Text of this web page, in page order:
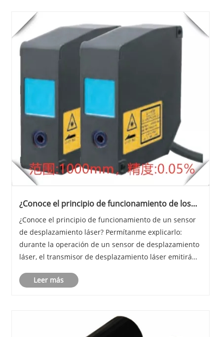
¿Conoce el principio de funcionamiento de los
¿Conoce el principio de funcionamiento de un sensor
de desplazamiento láser? Permítanme explicarlo:
durante la operación de un sensor de desplazamiento
láser, el transmisor de desplazamiento láser emitirá
objeto, y habrá una serie de reflexiones s......
Leer más